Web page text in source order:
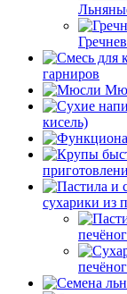
гарниров
кисель)
сухарики из